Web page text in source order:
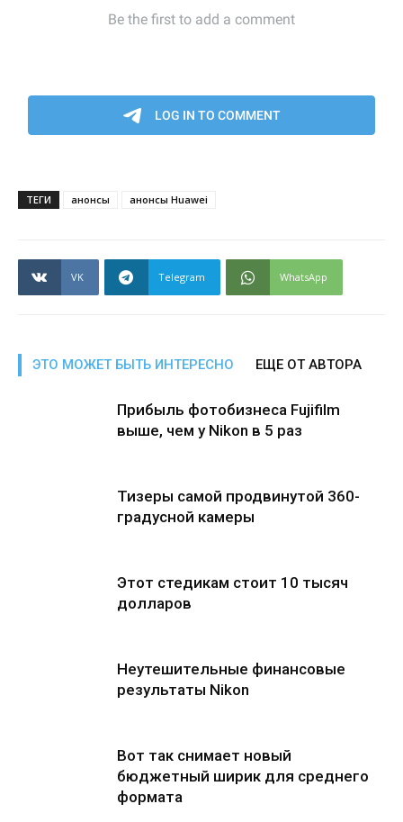
ТЕГИ анонсы анонсы Huawei
VK Telegram WhatsApp
ЭТО МОЖЕТ БЫТЬ ИНТЕРЕСНО ЕЩЕ ОТ АВТОРА
Прибыль фотобизнеса Fujifilm
выше, чем у Nikon в 5 раз
Тизеры самой продвинутой 360-
градусной камеры
Этот стедикам стоит 10 тысяч
долларов
Неутешительные финансовые
результаты Nikon
Вот так снимает новый
бюджетный ширик для среднего
формата